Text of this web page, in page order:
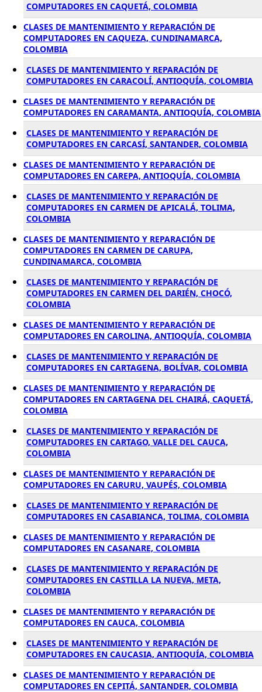
COMPUTADORES EN CAQUETÁ, COLOMBIA
CLASES DE MANTENIMIENTO Y REPARACIÓN DE
COMPUTADORES EN CAQUEZA, CUNDINAMARCA,
COLOMBIA
CLASES DE MANTENIMIENTO Y REPARACIÓN DE
COMPUTADORES EN CARACOLÍ, ANTIOQUÍA, COLOMBIA
CLASES DE MANTENIMIENTO Y REPARACIÓN DE
COMPUTADORES EN CARAMANTA, ANTIOQUÍA, COLOMBIA
CLASES DE MANTENIMIENTO Y REPARACIÓN DE
COMPUTADORES EN CARCASÍ, SANTANDER, COLOMBIA
CLASES DE MANTENIMIENTO Y REPARACIÓN DE
COMPUTADORES EN CAREPA, ANTIOQUÍA, COLOMBIA
CLASES DE MANTENIMIENTO Y REPARACIÓN DE
COMPUTADORES EN CARMEN DE APICALÁ, TOLIMA,
COLOMBIA
CLASES DE MANTENIMIENTO Y REPARACIÓN DE
COMPUTADORES EN CARMEN DE CARUPA,
CUNDINAMARCA, COLOMBIA
CLASES DE MANTENIMIENTO Y REPARACIÓN DE
COMPUTADORES EN CARMEN DEL DARIÉN, CHOCÓ,
COLOMBIA
CLASES DE MANTENIMIENTO Y REPARACIÓN DE
COMPUTADORES EN CAROLINA, ANTIOQUÍA, COLOMBIA
CLASES DE MANTENIMIENTO Y REPARACIÓN DE
COMPUTADORES EN CARTAGENA, BOLÍVAR, COLOMBIA
CLASES DE MANTENIMIENTO Y REPARACIÓN DE
COMPUTADORES EN CARTAGENA DEL CHAIRÁ, CAQUETÁ,
COLOMBIA
CLASES DE MANTENIMIENTO Y REPARACIÓN DE
COMPUTADORES EN CARTAGO, VALLE DEL CAUCA,
COLOMBIA
CLASES DE MANTENIMIENTO Y REPARACIÓN DE
COMPUTADORES EN CARURU, VAUPÉS, COLOMBIA
CLASES DE MANTENIMIENTO Y REPARACIÓN DE
COMPUTADORES EN CASABIANCA, TOLIMA, COLOMBIA
CLASES DE MANTENIMIENTO Y REPARACIÓN DE
COMPUTADORES EN CASANARE, COLOMBIA
CLASES DE MANTENIMIENTO Y REPARACIÓN DE
COMPUTADORES EN CASTILLA LA NUEVA, META,
COLOMBIA
CLASES DE MANTENIMIENTO Y REPARACIÓN DE
COMPUTADORES EN CAUCA, COLOMBIA
CLASES DE MANTENIMIENTO Y REPARACIÓN DE
COMPUTADORES EN CAUCASIA, ANTIOQUÍA, COLOMBIA
CLASES DE MANTENIMIENTO Y REPARACIÓN DE
COMPUTADORES EN CEPITÁ, SANTANDER, COLOMBIA